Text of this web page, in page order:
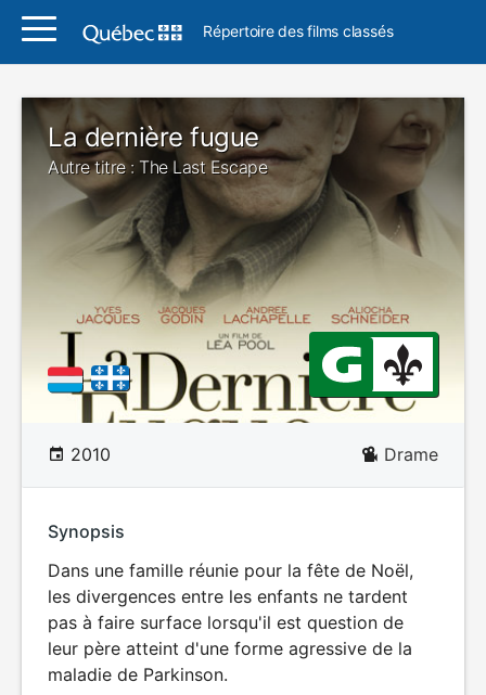
Répertoire des films classés
La dernière fugue
Autre titre : The Last Escape
2010 Drame
Synopsis
Dans une famille réunie pour la fête de Noël,
les divergences entre les enfants ne tardent
pas à faire surface lorsqu'il est question de
leur père atteint d'une forme agressive de la
maladie de Parkinson.